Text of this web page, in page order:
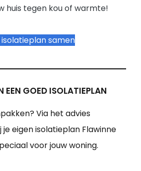
huis tegen kou of warmte!
samen
EEN GOED ISOLATIEPLAN
Via het advies
je eigen isolatieplan Flawinne
voor jouw woning.